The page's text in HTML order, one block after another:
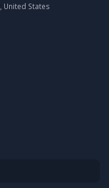
United States